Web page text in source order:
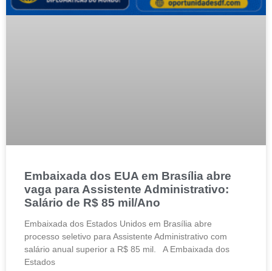
Embaixada dos EUA em Brasília abre
vaga para Assistente Administrativo:
Salário de R$ 85 mil/Ano
Embaixada dos Estados Unidos em Brasília abre
processo seletivo para Assistente Administrativo com
salário anual superior a R$ 85 mil. A Embaixada dos
Estados